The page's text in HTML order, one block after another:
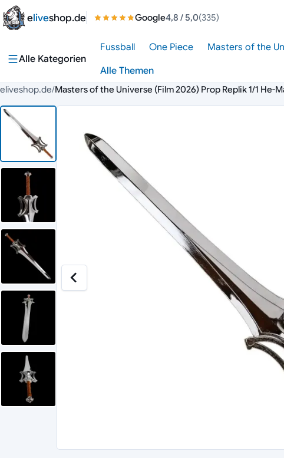
Zum Inhalt springen
eliveshop.de Google4,8 / 5,0(335)
Alle Kategorien
Fussball One Piece Masters of the
Alle Themen
eliveshop.de/Masters of the Universe (Film 2026) Prop Replik 1/1 He-